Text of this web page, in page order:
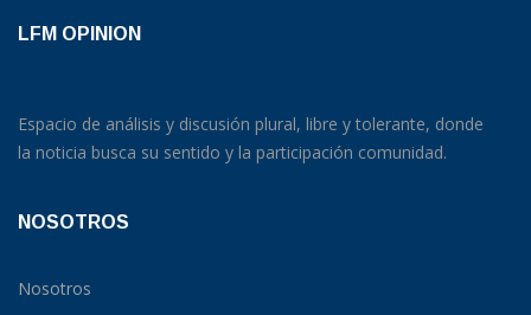
LFM OPINION
Espacio de análisis y discusión plural, libre y tolerante, donde
la noticia busca su sentido y la participación comunidad.
NOSOTROS
Nosotros